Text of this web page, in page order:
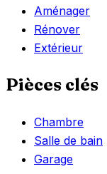
Aménager
Rénover
Extérieur
Pièces clés
Chambre
Salle de bain
Garage